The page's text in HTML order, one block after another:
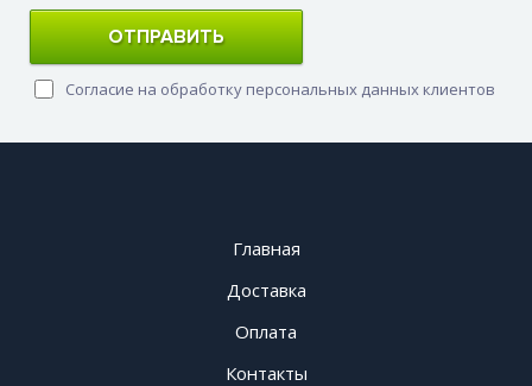
ОТПРАВИТЬ
Согласие на обработку персональных данных клиентов
Главная
Доставка
Оплата
Контакты